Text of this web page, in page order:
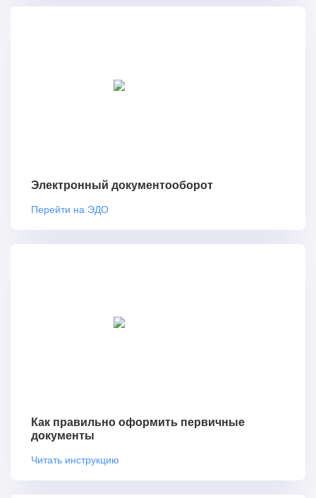
Электронный документооборот
Перейти на ЭДО
Как правильно оформить первичные
документы
Читать инструкцию